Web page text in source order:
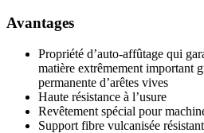
Avantages
Propriété d’auto-affûtage qui
matière extrêmement important
permanente d’arêtes vives
Haute résistance à l’usure
Revêtement spécial pour
Support fibre vulcanisée